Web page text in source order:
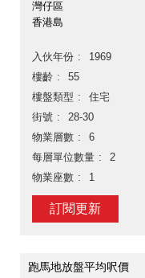
灣仔區
香港島
入伙年份
1969
樓齡
55
樓盤類型
住宅
街號
28-30
物業層數
6
每層單位數量
2
物業座數
1
訂閱更新
跑馬地放盤平均呎價